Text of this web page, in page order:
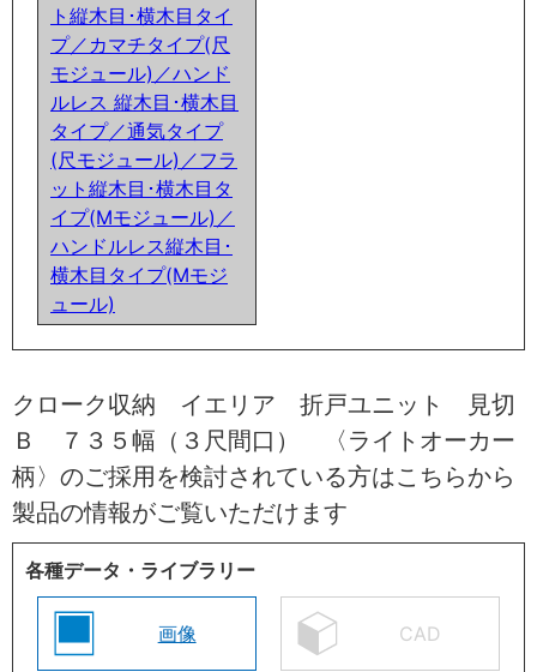
ト縦木目･横木目タイ
プ／カマチタイプ(尺
モジュール)／ハンド
ルレス 縦木目･横木目
タイプ／通気タイプ
(尺モジュール)／フラ
ット縦木目･横木目タ
イプ(Mモジュール)／
ハンドルレス縦木目･
横木目タイプ(Mモジ
ュール)
クローク収納 イエリア 折戸ユニット 見切
Ｂ ７３５幅（３尺間口） 〈ライトオーカー
柄〉のご採用を検討されている方はこちらから
製品の情報がご覧いただけます
各種データ・ライブラリー
画像 CAD